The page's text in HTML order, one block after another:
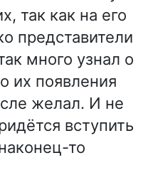
так как на его
представители
много узнал о
их появления
желал. И не
вступить
то